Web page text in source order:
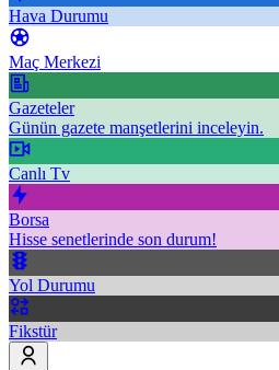
Hava Durumu
Maç Merkezi
Gazeteler
Günün gazete manşetlerini inceleyin.
Canlı Tv
Borsa
Hisse senetlerinde son durum!
Yol Durumu
Fikstür